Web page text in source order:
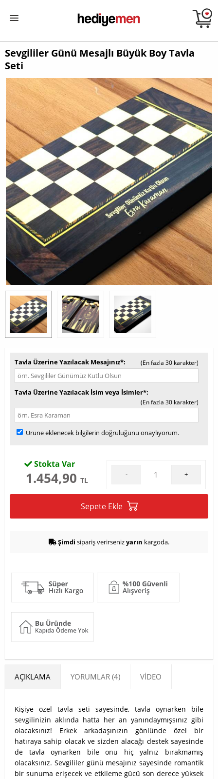
Sevgililer Günü Mesajlı Büyük Boy Tavla
Seti
Tavla Üzerine Yazılacak Mesajınız* (En fazla 30 karakter)
Tavla Üzerine Yazılacak İsim veya İsimler*
(En fazla 30 karakter)
Ürüne eklenecek bilgilerin doğruluğunu onaylıyorum.
Stokta Var
1.454,90 TL
- +
Sepete Ekle
Şimdi sipariş verirsenizyarın kargoda.
AÇIKLAMA YORUMLAR (4) VIDEO
Kişiye özel tavla seti sayesinde, tavla oynarken bile
sevgilinizin aklında hatta her an yanındaymışsınız gibi
olacaksınız! Erkek arkadaşınızın gönlünde özel bir
hatıraya sahip olacak ve sizden alacağı destek sayesinde
de tavla oynarken bile onu hiç yalnız bırakmamış
olacaksınız. Sevgililer günü mesajınız sayesinde romantik
bir sunuma erişecek ve etkileme gücü son derece yüksek